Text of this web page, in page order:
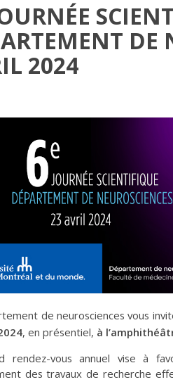
DE
2024
de neurosciences vous
, en présentiel, à
rendez-vous annuel vise à
des travaux de recherche